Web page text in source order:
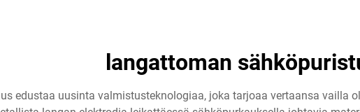
langattoman
edustaa uusinta valmistusteknologiaa, joka tarjoaa vertaansa